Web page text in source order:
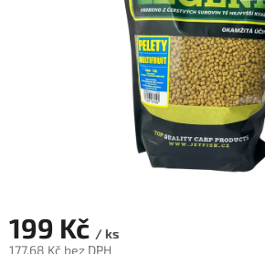
199 Kč / ks
177,68 Kč bez DPH